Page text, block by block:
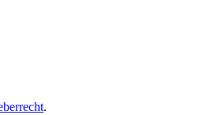
.